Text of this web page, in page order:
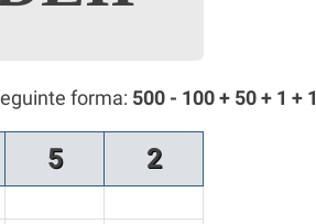
forma: 500 - 100 + 50 + 1 + 1
5 2